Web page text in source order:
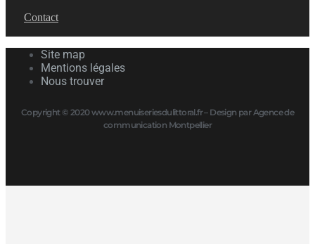
Contact
Site map
Mentions légales
Nous trouver
Copyright © 2020 www.menuiseriesdulittoral.fr – Design par Agence de
communication Montpellier